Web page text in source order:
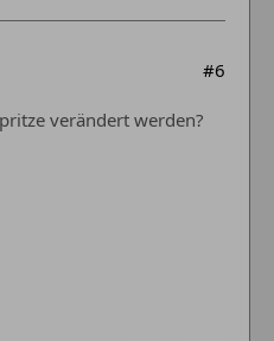
#6
verändert werden?